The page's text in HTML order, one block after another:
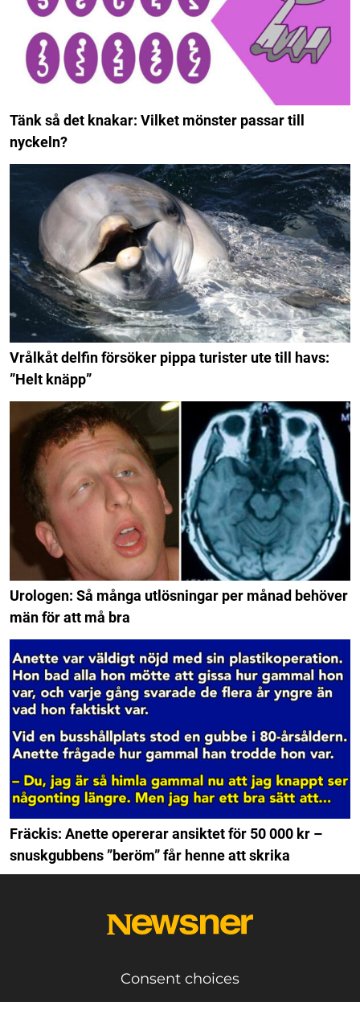
Tänk så det knakar: Vilket mönster passar till
nyckeln?
Vrålkåt delfin försöker pippa turister ute till havs:
”Helt knäpp”
Urologen: Så många utlösningar per månad behöver
män för att må bra
Fräckis: Anette opererar ansiktet för 50 000 kr –
snuskgubbens ”beröm” får henne att skrika
Consent choices